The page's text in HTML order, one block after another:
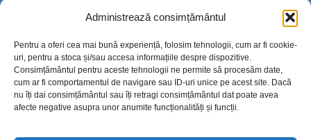
Administrează consimțământul
Pentru a oferi cea mai bună experiență, folosim tehnologii, cum ar fi cookie-
uri, pentru a stoca și/sau accesa informațiile despre dispozitive.
Consimțământul pentru aceste tehnologii ne permite să procesăm date,
cum ar fi comportamentul de navigare sau ID-uri unice pe acest site. Dacă
nu îți dai consimțământul sau îți retragi consimțământul dat poate avea
afecte negative asupra unor anumite funcționalități și funcții.
Contact
Politica de confidențialitate
Politică cookie-uri (UE)